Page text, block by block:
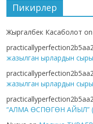
Пикирлер
Жыргалбек Касаболот on
жазылган ырлардын сыры
жазылган ырлардын сыры
“АЛМА ӨСПӨГӨН АЙЫЛ”